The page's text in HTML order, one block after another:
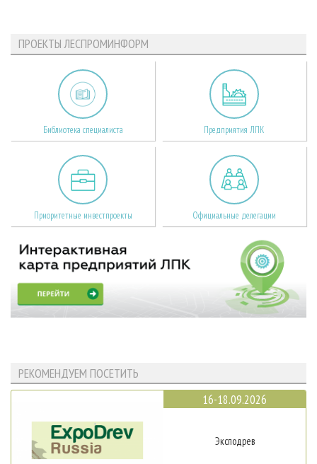
ПРОЕКТЫ ЛЕСПРОМИНФОРМ
Библиотека специалиста Предприятия ЛПК
Приоритетные инвестпроекты Официальные делегации
РЕКОМЕНДУЕМ ПОСЕТИТЬ
16-18.09.2026
Эксподрев